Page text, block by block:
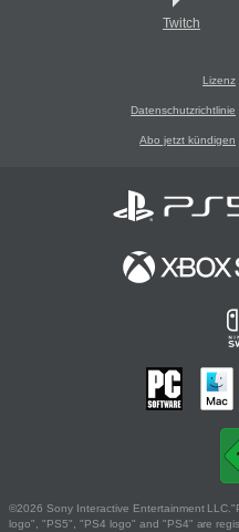
Twitch
Lizenz
Datenschutzrichtlinie
Abo jetzt kündigen
©2026 Sony Interactive Entertainment
logo", "PS5", "PS4 logo" and "PS4" are